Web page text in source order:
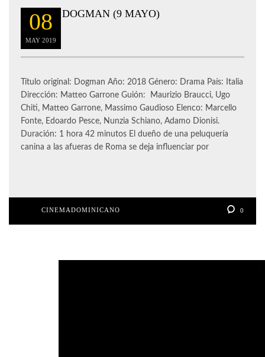
08
MAY 2019
DOGMAN (9 MAYO)
Título original: Dogman Año: 2018 Género: Drama País: Italia
Dirección: Matteo Garrone Guión: Maurizio Braucci, Ugo
Chiti, Matteo Garrone, Massimo Gaudioso Elenco: Marcello
Fonte, Edoardo Pesce, Nunzia Schiano, Adamo Dionisi.
Duración: 1 hora 42 minutos El dueño de una peluquería
canina a las afueras de Roma se deja influenciar por
CINEMADOMINICANO 0